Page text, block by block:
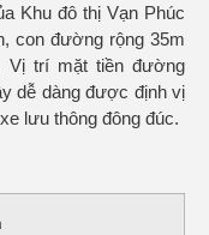
Khu đô thị Vạn Phúc
con đường rộng 35m
Vị trí mặt tiền đường
dễ dàng được định vị
lưu thông đông đúc.